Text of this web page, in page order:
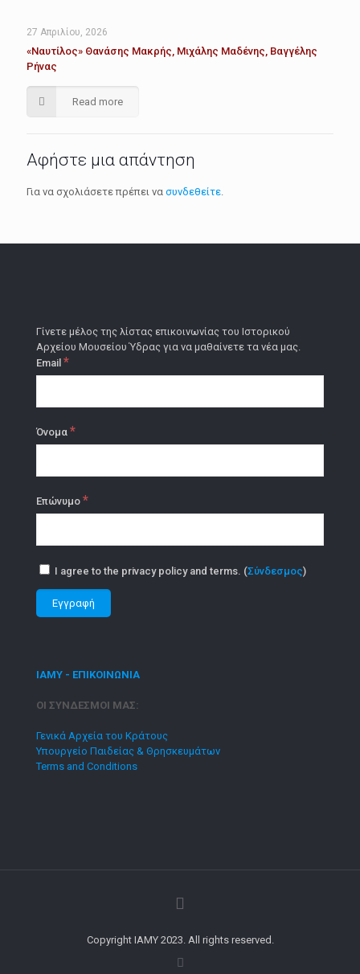
27 Απριλίου, 2026
«Ναυτίλος» Θανάσης Μακρής, Μιχάλης Μαδένης, Βαγγέλης
Ρήνας
Read more
Αφήστε μια απάντηση
Για να σχολιάσετε πρέπει να συνδεθείτε
Γίνετε μέλος της λίστας επικοινωνίας του Ιστορικού
Αρχείου Μουσείου Ύδρας για να μαθαίνετε τα νέα μας.
Email *
Όνομα *
Επώνυμο *
I agree to the privacy policy and terms. (Σύνδεσμος)
ΙΑΜΥ - ΕΠΙΚΟΙΝΩΝΙΑ
ΟΙ ΣΥΝΔΕΣΜΟΙ ΜΑΣ:
Γενικά Αρχεία του Κράτους
Υπουργείο Παιδείας & Θρησκευμάτων
Terms and Conditions
Copyright IAMY 2023. All rights reserved.